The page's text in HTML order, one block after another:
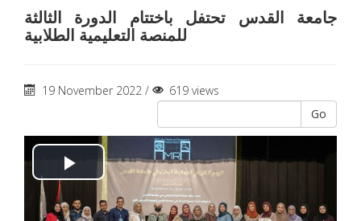
جامعة القدس تحتفل باختتام الدورة الثالثة
للمنصة التعليمية الطلابية
19 November 2022 /
619 views
Go
Play